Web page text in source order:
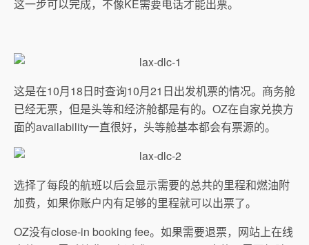
这一步可以完成，不像KE需要电话才能出票。
这是在10月18日时查询10月21日出发机票的情况。商务舱
已经无票，但是头等和经济舱都是有的。OZ在自家兑换方
面的availability一直很好，头等舱基本都会有票源的。
选择了每段的航班以后会显示需要的总共的里程和燃油附
加费，如果你账户内有足够的里程就可以出票了。
OZ没有close-in booking fee。如果需要退票，网站上在线